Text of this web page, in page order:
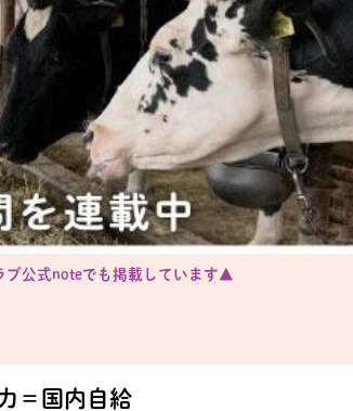
公式noteでも掲載しています▲
＝国内自給